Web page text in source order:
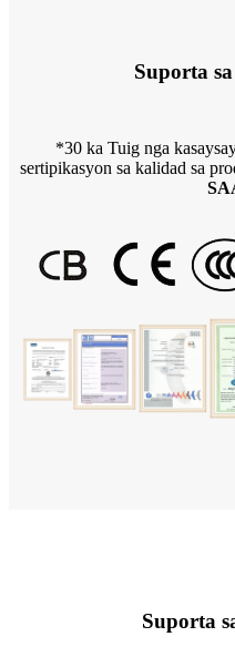
Suporta
*30 ka Tuig nga
sertipikasyon sa kalidad sa
Suporta